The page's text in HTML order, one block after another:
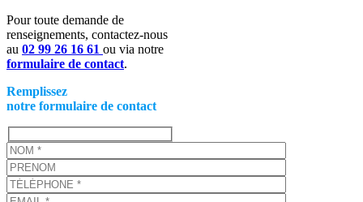
Pour toute demande de
renseignements, contactez-nous
au 02 99 26 16 61 ou via notre
formulaire de contact.
Remplissez
notre formulaire de contact